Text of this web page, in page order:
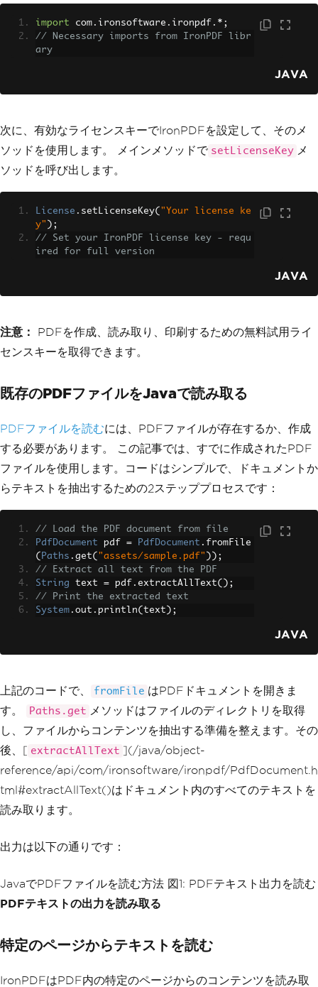
import com . ironsoftware . ironpdf .*;
// Necessary imports from IronPDF libr
ary
JAVA
次に、有効なライセンスキーでIronPDFを設定して、そのメ
ソッドを使用します。 メインメソッドで setLicenseKey メ
ソッドを呼び出します。
License . setLicenseKey( "Your license ke
y" );
// Set your IronPDF license key - requ
ired for full version
JAVA
注意：
PDFを作成、読み取り、印刷するための無料試用ライ
センスキーを取得できます。
既存のPDFファイルをJavaで読み取る
PDFファイルを読むには、PDFファイルが存在するか、作成
する必要があります。 この記事では、すでに作成されたPDF
ファイルを使用します。コードはシンプルで、ドキュメントか
らテキストを抽出するための2ステッププロセスです：
// Load the PDF document from file
PdfDocument pdf = PdfDocument . fromFile
( Paths . get( "assets/sample.pdf" ));
// Extract all text from the PDF
String text = pdf . extractAllText();
// Print the extracted text
System . out . println( text );
JAVA
上記のコードで、 fromFile はPDFドキュメントを開きま
す。
Paths.get メソッドはファイルのディレクトリを取得
し、ファイルからコンテンツを抽出する準備を整えます。その
後、[ extractAllText ](/java/object-
reference/api/com/ironsoftware/ironpdf/PdfDocument.h
tml#extractAllText()はドキュメント内のすべてのテキストを
読み取ります。
出力は以下の通りです：
JavaでPDFファイルを読む方法 図1: PDFテキスト出力を読む
PDFテキストの出力を読み取る
特定のページからテキストを読む
IronPDFはPDF内の特定のページからのコンテンツを読み取